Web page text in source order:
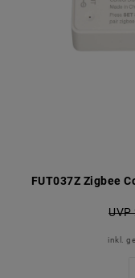
FUT037Z Zigbee
UVP
inkl.